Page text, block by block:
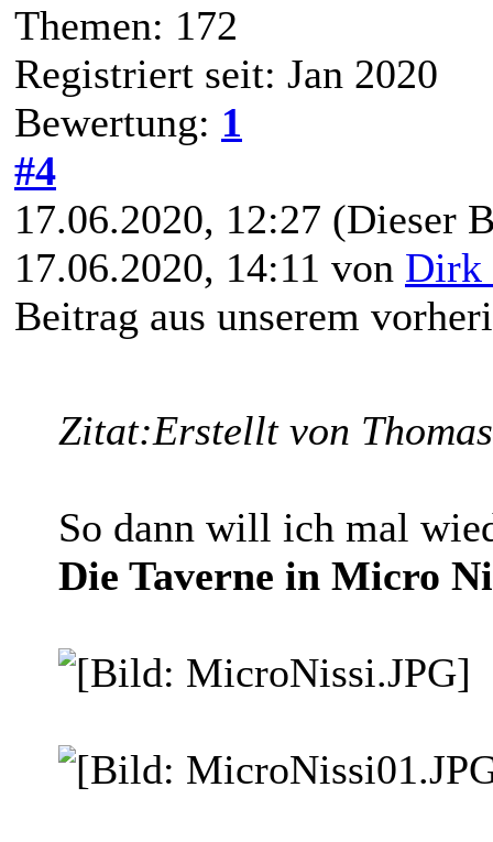
Themen: 172
Registriert seit: Jan 2020
Bewertung: 1
#4
17.06.2020, 12:27 (Dieser
17.06.2020, 14:11 von Dirk
Beitrag aus unserem
Zitat:Erstellt von Thomas
So dann will ich mal
Die Taverne in Micro